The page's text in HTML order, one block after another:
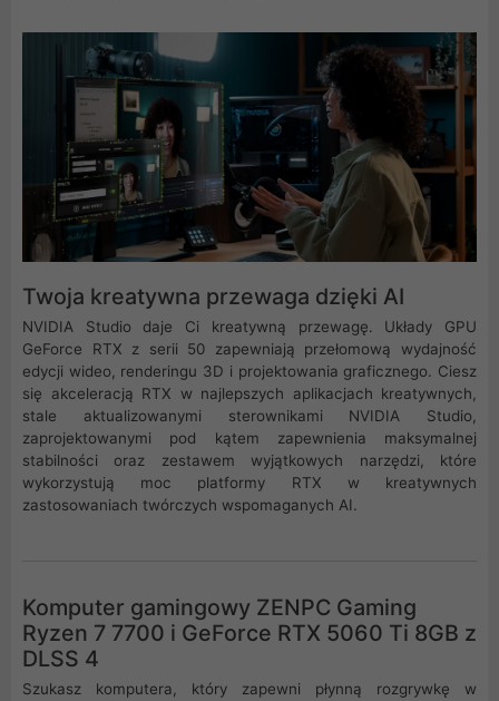
Twoja kreatywna przewaga dzięki AI
NVIDIA Studio daje Ci kreatywną przewagę. Układy GPU
GeForce RTX z serii 50 zapewniają przełomową wydajność
edycji wideo, renderingu 3D i projektowania graficznego. Ciesz
się akceleracją RTX w najlepszych aplikacjach kreatywnych,
stale aktualizowanymi sterownikami NVIDIA Studio,
zaprojektowanymi pod kątem zapewnienia maksymalnej
stabilności oraz zestawem wyjątkowych narzędzi, które
wykorzystują moc platformy RTX w kreatywnych
zastosowaniach twórczych wspomaganych AI.
Komputer gamingowy ZENPC Gaming
Ryzen 7 7700 i GeForce RTX 5060 Ti 8GB z
DLSS 4
Szukasz komputera, który zapewni płynną rozgrywkę w